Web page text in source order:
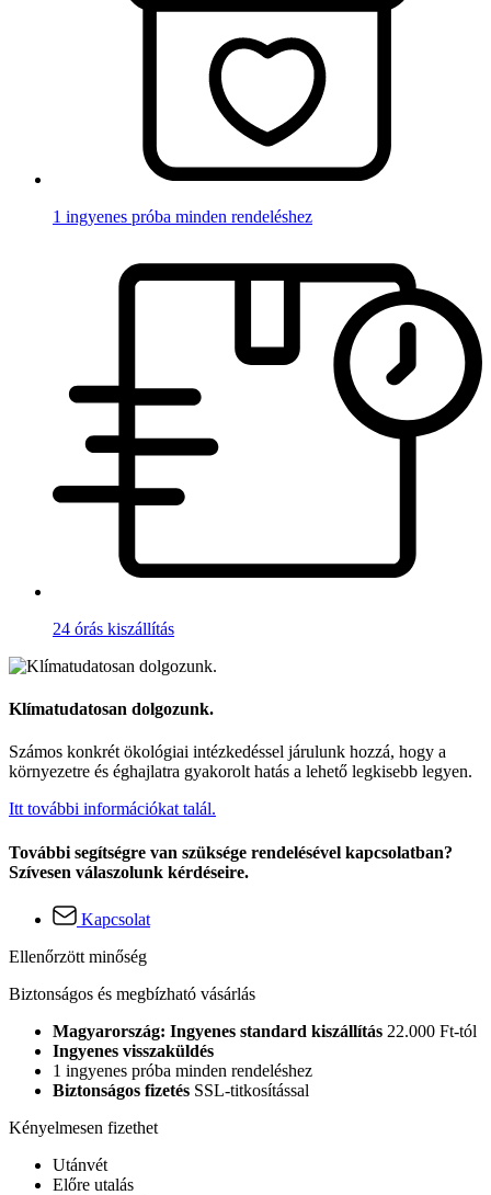
1 ingyenes próba minden rendeléshez
24 órás kiszállítás
Klímatudatosan dolgozunk.
Számos konkrét ökológiai intézkedéssel járulunk hozzá, hogy a
környezetre és éghajlatra gyakorolt hatás a lehető legkisebb legyen.
Itt további információkat talál.
További segítségre van szüksége rendelésével kapcsolatban?
Szívesen válaszolunk kérdéseire.
Kapcsolat
Ellenőrzött minőség
Biztonságos és megbízható vásárlás
Magyarország: Ingyenes standard kiszállítás 22.000 Ft-tól
Ingyenes visszaküldés
1 ingyenes próba minden rendeléshez
Biztonságos fizetés SSL-titkosítással
Kényelmesen fizethet
Utánvét
Előre utalás